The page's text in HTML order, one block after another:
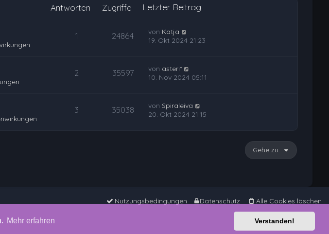
Mehr erfahren Verstanden!
Antworten Zugriffe Letzter Beitrag
1 24864 von Katja
19. Okt 2024 21:23
2 35597 von asteri*
10. Nov 2024 05:11
3 35038 vonSpiraleiva
20. Okt 2024 21:15
Gehe zu
Alle Cookies löschen
Datenschutz
Nutzungsbedingungen